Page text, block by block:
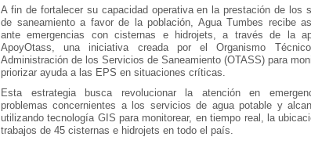
A fin de fortalecer su capacidad operativa en la prestación de los
de saneamiento a favor de la población, Agua Tumbes recibe
ante emergencias con cisternas e hidrojets, a través de la
ApoyOtass, una iniciativa creada por el Organismo
Administración de los Servicios de Saneamiento (OTASS) para
priorizar ayuda a las EPS en situaciones críticas.
Esta estrategia busca revolucionar la atención en
problemas concernientes a los servicios de agua potable y
utilizando tecnología GIS para monitorear, en tiempo real, la
trabajos de 45 cisternas e hidrojets en todo el país.